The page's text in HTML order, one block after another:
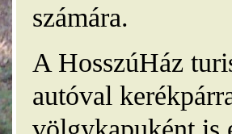
számára.
A HosszúHáz
autóval